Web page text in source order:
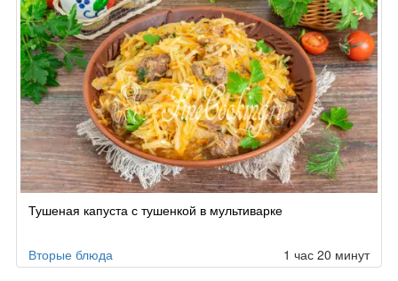
Тушеная капуста с тушенкой в мультиварке
Вторые блюда 1 час 20 минут